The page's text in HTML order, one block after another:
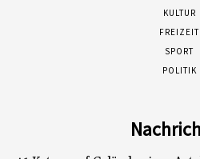
KULTUR
FREIZEIT
SPORT
POLITIK